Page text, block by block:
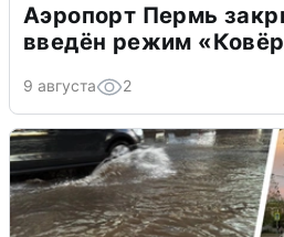
Аэропорт Пермь
введён режим
9 августа 2